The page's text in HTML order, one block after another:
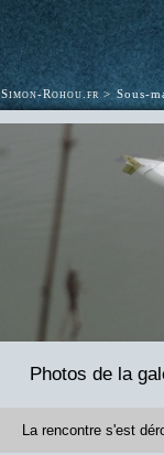
Simon-Rohou.fr Sous-
Photos de la
La rencontre s'est